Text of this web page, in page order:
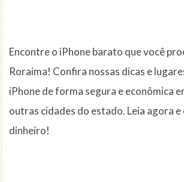
Encontre o iPhone barato que você
Roraima! Confira nossas dicas e
iPhone de forma segura e econômica
outras cidades do estado. Leia agora e
dinheiro!